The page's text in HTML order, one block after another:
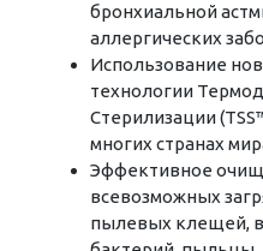
бронхиальной
аллергических
Использование
технологии
Стерилизации
многих странах
Эффективное
всевозможных
пылевых клещей,